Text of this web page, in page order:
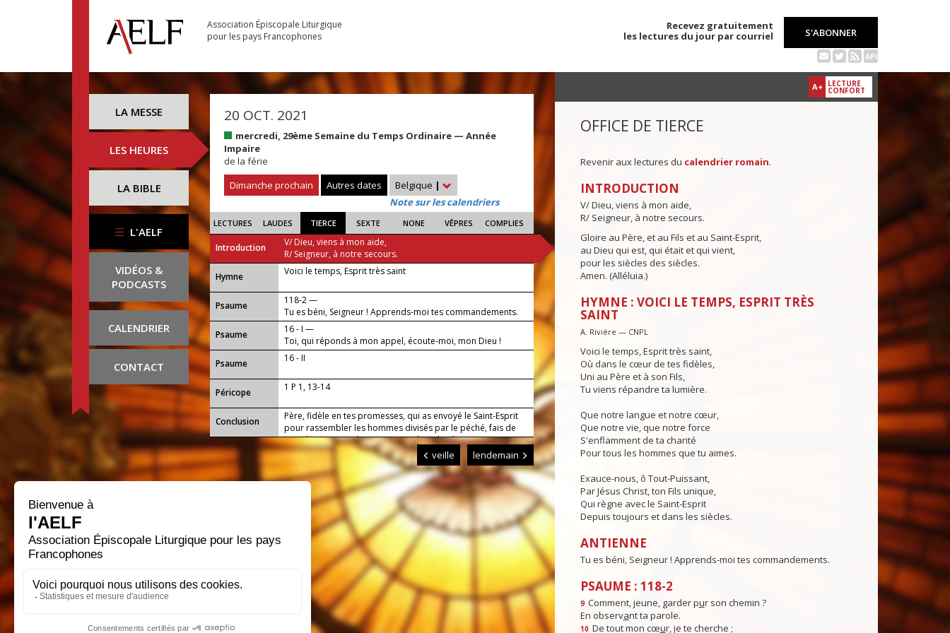
Association Épiscopale Liturgique
pour les pays Francophones
Recevez gratuitement
les lectures du jour par courriel
S'ABONNER
API
LA MESSE
LES HEURES
LA BIBLE
L'AELF
VIDÉOS &
PODCASTS
CALENDRIER
CONTACT
20 OCT. 2021
mercredi, 29ème Semaine du Temps Ordinaire — Année
Impaire
de la férie
Dimanche prochain
Autres dates Belgique |
Note sur les calendriers
LECTURES LAUDES TIERCE SEXTE NONE VÊPRES COMPLIES
Introduction
V/ Dieu, viens à mon aide,
R/ Seigneur, à notre secours.
...
Hymne Voici le temps, Esprit très saint
Psaume
118-2 —
Tu es béni, Seigneur ! Apprends-moi tes commandements.
Psaume
16 - I —
Toi, qui réponds à mon appel, écoute-moi, mon Dieu !
Psaume
16 - II
Péricope 1 P 1, 13-14
Conclusion
Père, fidèle en tes promesses, qui as envoyé le Saint-Esprit
pour rassembler les hommes divisés par le péché, fais de
nous les artisans de ta paix. Par Jésus, le Christ, notre
Seigneur. Amen.
veille lendemain
A+ LECTURE
CONFORT
OFFICE DE TIERCE
Revenir aux lectures du calendrier romain.
INTRODUCTION
V/ Dieu, viens à mon aide,
R/ Seigneur, à notre secours.
Gloire au Père, et au Fils et au Saint-Esprit,
au Dieu qui est, qui était et qui vient,
pour les siècles des siècles.
Amen. (Alléluia.)
HYMNE : VOICI LE TEMPS, ESPRIT TRÈS
SAINT
A. Rivière — CNPL
Voici le temps, Esprit très saint,
Où dans le cœur de tes fidèles,
Uni au Père et à son Fils,
Tu viens répandre ta lumière.
Que notre langue et notre cœur,
Que notre vie, que notre force
S'enflamment de ta charité
Pour tous les hommes que tu aimes.
Exauce-nous, ô Tout-Puissant,
Par Jésus Christ, ton Fils unique,
Qui règne avec le Saint-Esprit
Depuis toujours et dans les siècles.
ANTIENNE
Tu es béni, Seigneur ! Apprends-moi tes commandements.
PSAUME : 118-2
9 Comment, jeune, garder pur son chemin ?
En observant ta parole.
10 De tout mon cœur, je te cherche ;